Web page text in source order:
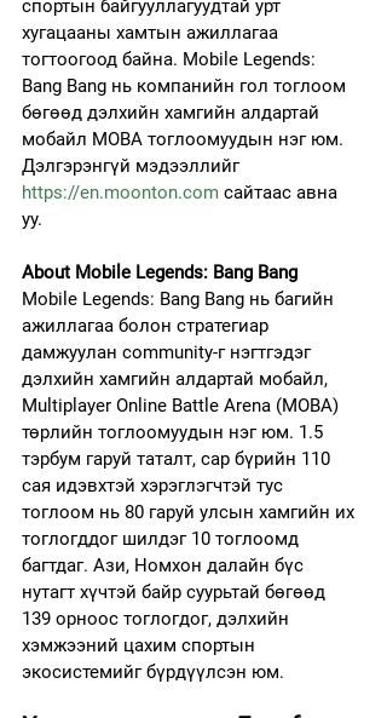
спортын байгууллагуудтай урт
хугацааны хамтын ажиллагаа
тогтоогоод байна. Mobile Legends:
Bang Bang нь компанийн гол тоглоом
бөгөөд дэлхийн хамгийн алдартай
мобайл MOBA тоглоомуудын нэг юм.
Дэлгэрэнгүй мэдээллийг
https://en.moonton.com сайтаас авна
уу.
About Mobile Legends: Bang Bang
Mobile Legends: Bang Bang нь багийн
ажиллагаа болон стратегиар
дамжуулан community-г нэгтгэдэг
дэлхийн хамгийн алдартай мобайл,
Multiplayer Online Battle Arena (MOBA)
төрлийн тоглоомуудын нэг юм. 1.5
тэрбум гаруй таталт, сар бүрийн 110
сая идэвхтэй хэрэглэгчтэй тус
тоглоом нь 80 гаруй улсын хамгийн их
тоглогддог шилдэг 10 тоглоомд
багтдаг. Ази, Номхон далайн бүс
нутагт хүчтэй байр суурьтай бөгөөд
139 орноос тоглогдог, дэлхийн
хэмжээний цахим спортын
экосистемийг бүрдүүлсэн юм.